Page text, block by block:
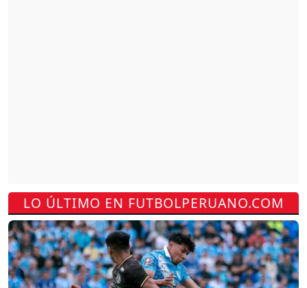
LO ÚLTIMO EN FUTBOLPERUANO.COM